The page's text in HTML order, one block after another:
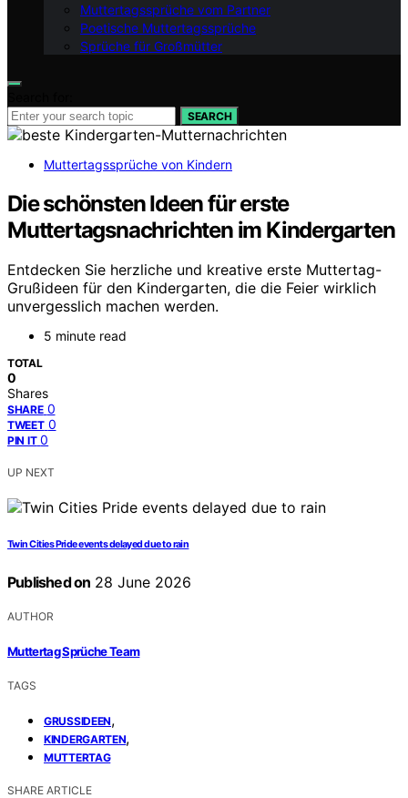
Muttertagssprüche vom Partner
Poetische Muttertagssprüche
Sprüche für Großmütter
SEARCH
Muttertagssprüche von Kindern
Die schönsten Ideen für erste
Muttertagsnachrichten im Kindergarten
Entdecken Sie herzliche und kreative erste Muttertag-
Grußideen für den Kindergarten, die die Feier wirklich
unvergesslich machen werden.
5 minute read
TOTAL
0
Shares
SHARE 0
TWEET 0
PIN IT 0
UP NEXT
Twin Cities Pride events delayed due to rain
Published on 28 June 2026
AUTHOR
Muttertag Sprüche Team
TAGS
GRUSSIDEEN ,
KINDERGARTEN,
MUTTERTAG
SHARE ARTICLE